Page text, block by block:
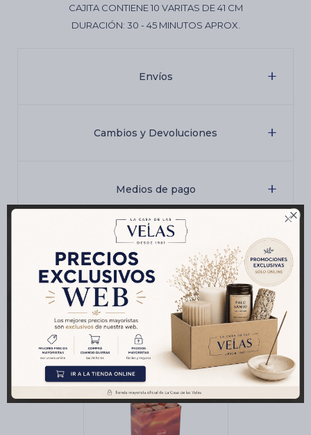

CAJITA CONTIENE 10 VARITAS DE 41 CM
DURACIÓN: 30 - 45 MINUTOS APROX.
Envíos
Cambios y Devoluciones
Medios de pago
Características
Productos que te pueden interesar
Artículos Esotéricos